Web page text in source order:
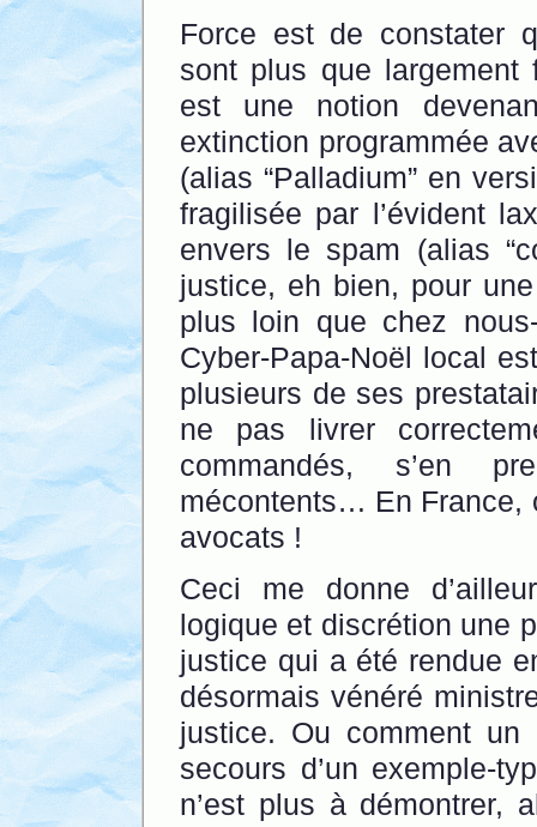
Force est de constater
sont plus que
est une notion
extinction programmée
(alias “Palladium” en
fragilisée par l’évident
envers le spam (alias
justice, eh bien, pour
plus loin que chez
Cyber-Papa-Noël local
plusieurs de ses
ne pas livrer
commandés, s’en
mécontents… En France,
avocats !
Ceci me donne
logique et discrétion une
justice qui a été rendue
désormais vénéré
justice. Ou comment
secours d’un exemple-
n’est plus à démontrer,